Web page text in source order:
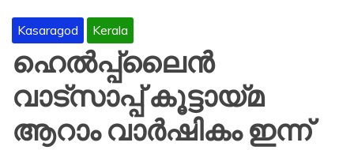
Kasaragod Kerala
ഹെൽപ്പ്ലൈൻ
വാട്സാപ്പ് കൂട്ടായ്മ
ആറാം വാർഷികം ഇന്ന്